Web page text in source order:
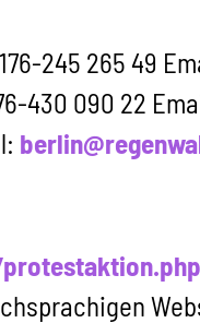
245 265 49
430 090 22